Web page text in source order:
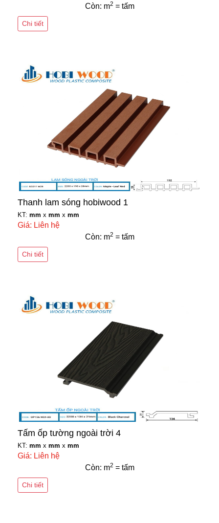
Còn: m2 = tấm
Chi tiết
Thanh lam sóng hobiwood 1
KT: mm x mm x mm
Giá: Liên hệ
Còn: m2 = tấm
Chi tiết
Tấm ốp tường ngoài trời 4
KT: mm x mm x mm
Giá: Liên hệ
Còn: m2 = tấm
Chi tiết